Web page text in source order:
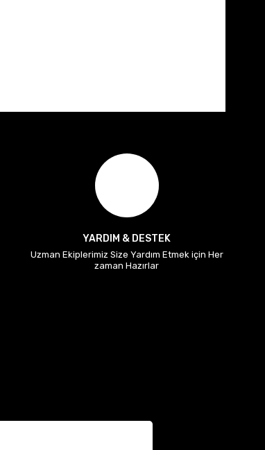
YARDIM & DESTEK
Uzman Ekiplerimiz Size Yardım Etmek için Her
zaman Hazırlar